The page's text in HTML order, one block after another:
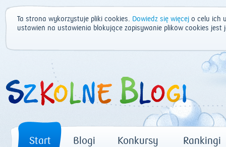
Ta strona wykorzystuje pliki cookies. Dowiedz się więcej o celu ich
ustawień na ustawienia blokujące zapisywanie plików cookies
Start Blogi Konkursy Rankingi